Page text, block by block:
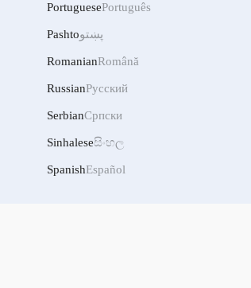
PortuguesePortuguês
Pashtoپښتو
RomanianRomână
RussianРусский
SerbianСрпски
Sinhaleseසිංහල
SpanishEspañol